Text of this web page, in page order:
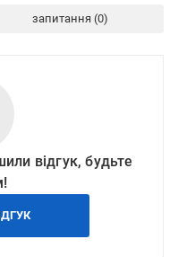
запитання
відгук, будьте